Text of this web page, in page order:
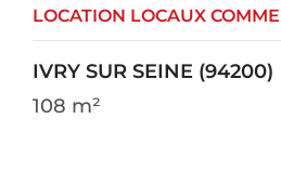
LOCATION LOCAUX
IVRY SUR SEINE (94200)
108 m²